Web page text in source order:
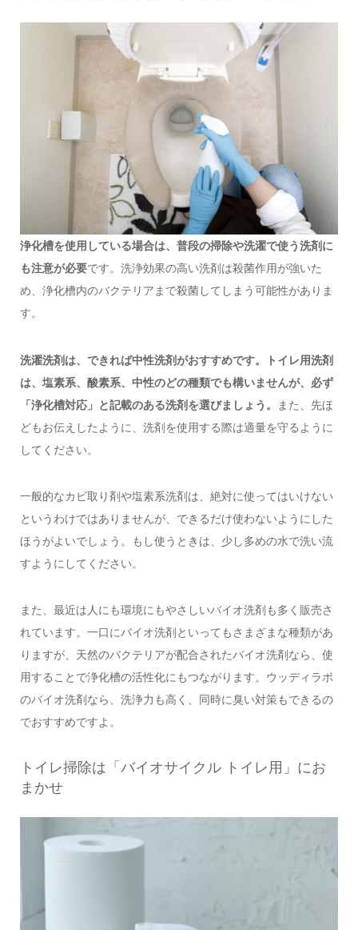
浄化槽を使用している場合は、普段の掃除や洗濯で使う洗剤に
も注意が必要です。洗浄効果の高い洗剤は殺菌作用が強いた
め、浄化槽内のバクテリアまで殺菌してしまう可能性がありま
す。
洗濯洗剤は、できれば中性洗剤がおすすめです。トイレ用洗剤
は、塩素系、酸素系、中性のどの種類でも構いませんが、必ず
「浄化槽対応」と記載のある洗剤を選びましょう。
また、先ほ
どもお伝えしたように、洗剤を使用する際は適量を守るように
してください。
一般的なカビ取り剤や塩素系洗剤は、絶対に使ってはいけない
というわけではありませんが、できるだけ使わないようにした
ほうがよいでしょう。もし使うときは、少し多めの水で洗い流
すようにしてください。
また、最近は人にも環境にもやさしいバイオ洗剤も多く販売さ
れています。一口にバイオ洗剤といってもさまざまな種類があ
りますが、天然のバクテリアが配合されたバイオ洗剤なら、使
用することで浄化槽の活性化にもつながります。ウッディラボ
のバイオ洗剤なら、洗浄力も高く、同時に臭い対策もできるの
でおすすめですよ。
トイレ掃除は「バイオサイクル トイレ用」にお
まかせ